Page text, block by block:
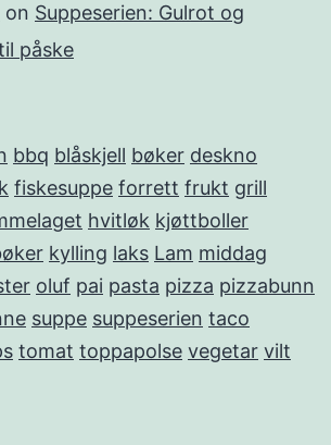
on Suppeserien: Gulrot og
påske
bbq blåskjell bøker deskno
fiskesuppe forrett frukt grill
hvitløk kjøttboller
kylling laks Lam middag
oluf pai pasta pizza pizzabunn
suppe suppeserien taco
tomat toppapolse vegetar vilt